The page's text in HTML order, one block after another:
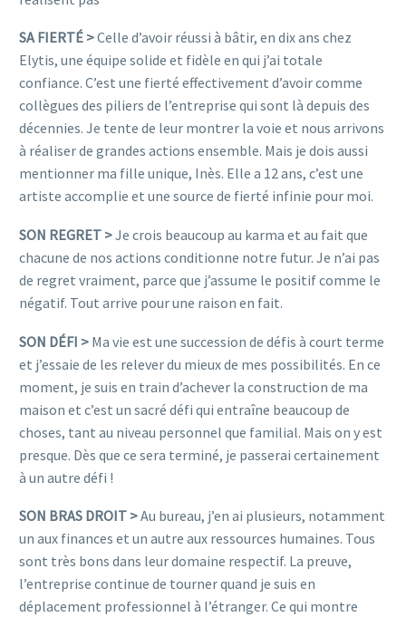
SA FIERTÉ >Celle d’avoir réussi à bâtir, en dix ans chez
Elytis, une équipe solide et fidèle en qui j’ai totale
confiance. C’est une fierté effectivement d’avoir comme
collègues des piliers de l’entreprise qui sont là depuis des
décennies. Je tente de leur montrer la voie et nous arrivons
à réaliser de grandes actions ensemble. Mais je dois aussi
mentionner ma fille unique, Inès. Elle a 12 ans, c’est une
artiste accomplie et une source de fierté infinie pour moi.
SON REGRET >Je crois beaucoup au karma et au fait que
chacune de nos actions conditionne notre futur. Je n’ai pas
de regret vraiment, parce que j’assume le positif comme le
négatif. Tout arrive pour une raison en fait.
SON DÉFI > Ma vie est une succession de défis à court terme
et j’essaie de les relever du mieux de mes possibilités. En ce
moment, je suis en train d’achever la construction de ma
maison et c’est un sacré défi qui entraîne beaucoup de
choses, tant au niveau personnel que familial. Mais on y est
presque. Dès que ce sera terminé, je passerai certainement
à un autre défi !
SON BRAS DROIT >Au bureau, j’en ai plusieurs, notamment
un aux finances et un autre aux ressources humaines. Tous
sont très bons dans leur domaine respectif. La preuve,
l’entreprise continue de tourner quand je suis en
déplacement professionnel à l’étranger. Ce qui montre